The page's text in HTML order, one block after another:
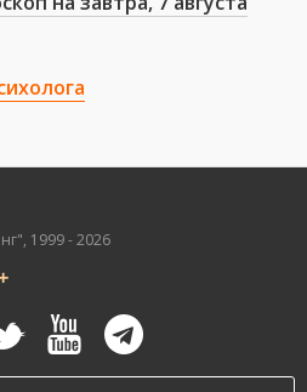
1999 - 2026